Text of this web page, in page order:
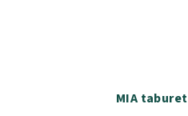
MIA taburet